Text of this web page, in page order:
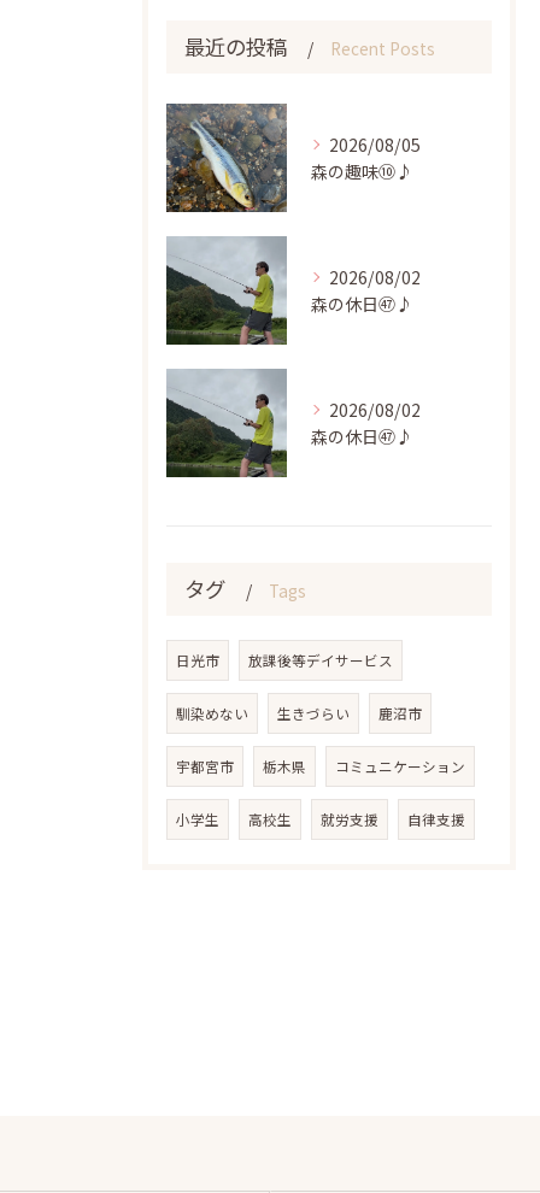
最近の投稿 Recent Posts
2026/08/05
森の趣味⑩♪
2026/08/02
森の休日㊼♪
2026/08/02
森の休日㊼♪
タグ Tags
日光市 放課後等デイサービス
馴染めない 生きづらい 鹿沼市
宇都宮市 栃木県 コミュニケーション
小学生 高校生 就労支援 自律支援